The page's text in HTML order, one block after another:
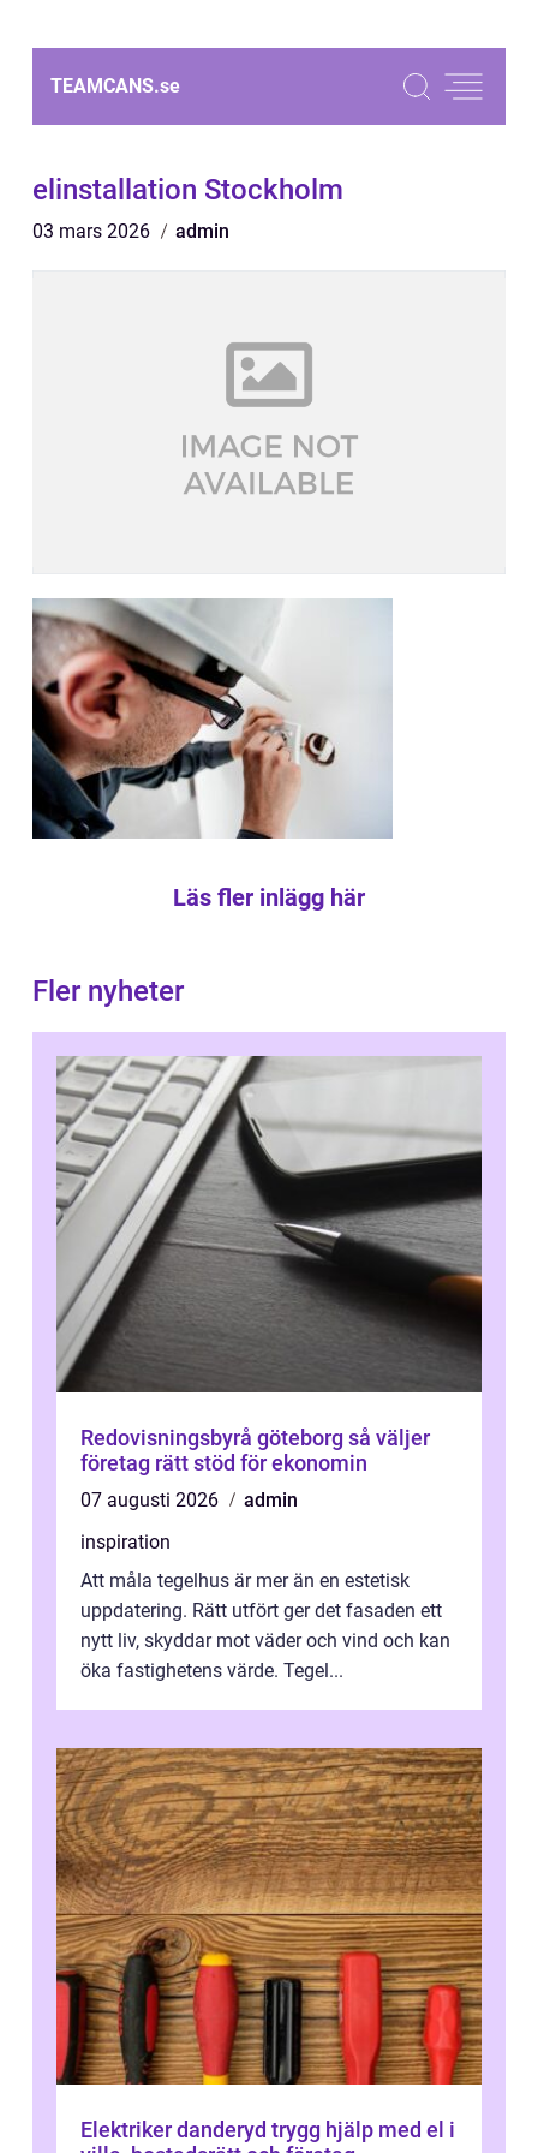
TEAMCANS.se
elinstallation Stockholm
03 mars 2026 admin
Läs fler inlägg här
Fler nyheter
Redovisningsbyrå göteborg så väljer
företag rätt stöd för ekonomin
07 augusti 2026
admin
inspiration
Att måla tegelhus är mer än en estetisk
uppdatering. Rätt utfört ger det fasaden ett
nytt liv, skyddar mot väder och vind och kan
öka fastighetens värde. Tegel...
Elektriker danderyd trygg hjälp med el i